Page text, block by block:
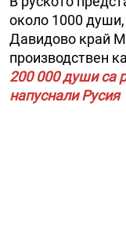
около 1000 души,
Давидово край
производствен
200 000 души са
напуснали Русия